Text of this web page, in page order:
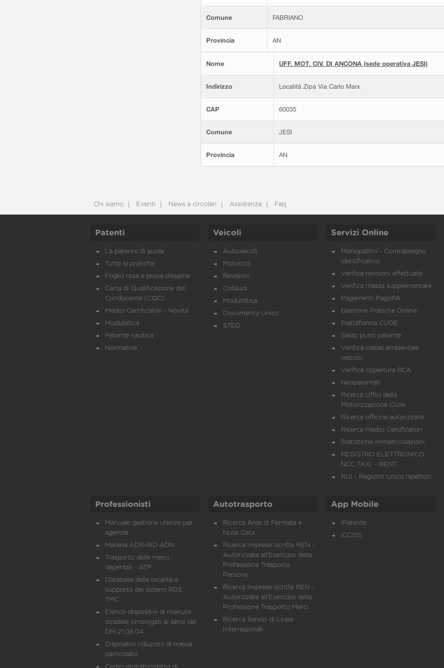
Comune FABRIANO
Provincia AN
Nome UFF. MOT. CIV. DI ANCONA (sede operativa JESI)
Indirizzo Località Zipa Via Carlo Marx
CAP 60035
Comune JESI
Provincia AN
Chi siamo Eventi News e circolari Assistenza Faq
Patenti
La patente di guida
Tutte le pratiche
Foglio rosa e prove d’esame
Carta di Qualificazione del
Conducente (CQC)
Medici Certificatori - Novità
Modulistica
Patente nautica
Normativa
Veicoli
Autoveicoli
Motocicli
Revisioni
Collaudi
Modulistica
Documento Unico
STED
Servizi Online
Monopattini - Contrassegno
identificativo
Verifica revisioni effettuate
Verifica massa supplementare
Pagamenti PagoPA
Gestione Pratiche Online
Piattaforma CUDE
Saldo punti patente
Verifica classe ambientale
veicolo
Verifica copertura RCA
Neopatentati
Ricerca Uffici della
Motorizzazione Civile
Ricerca officine autorizzate
Ricerca Medici Certificatori
Statistiche immatricolazioni
REGISTRO ELETTRONICO
NCC TAXI – RENT
RUI - Registro Unico Ispettori
Professionisti
Manuale gestione utenze per
agenzie
Materia ADR-RID-ADN
Trasporto delle merci
deperibili - ATP
Database delle località a
supporto dei sistemi RDS
TMC
Elenco dispositivi di ritenuta
stradale omologati ai sensi del
DM 21.06.04
Dispositivi riduzioni di massa
particolato
Autotrasporto
Ricerca Aree di Fermata e
Nulla Osta
Ricerca Imprese Iscritte REN -
Autorizzate all'Esercizio della
Professione Trasporto
Persone
Ricerca Imprese iscritte REN -
Autorizzate all'Esercizio della
Professione Trasporto Merci
Ricerca Servizi di Linea
Interregionali
App Mobile
iPatente
iCCISS